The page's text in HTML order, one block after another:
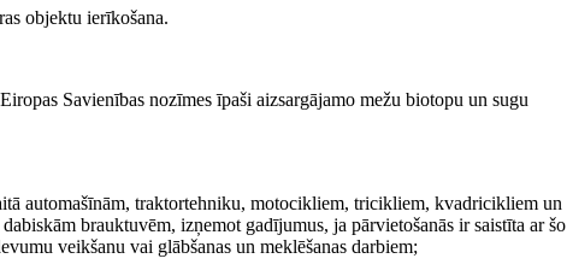
objektu ierīkošana.
Savienības nozīmes īpaši aizsargājamo mežu biotopu un sugu
automašīnām, traktortehniku, motocikliem, tricikliem, kvadricikliem un
brauktuvēm, izņemot gadījumus, ja pārvietošanās ir saistīta ar šo
veikšanu vai glābšanas un meklēšanas darbiem;